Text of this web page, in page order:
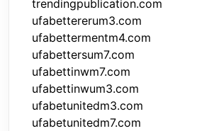
trendingpublication.com
ufabettererum3.com
ufabettermentm4.com
ufabettersum7.com
ufabettinwm7.com
ufabettinwum3.com
ufabetunitedm3.com
ufabetunitedm7.com